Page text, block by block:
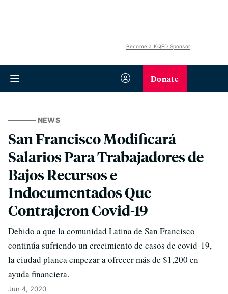
Become a KQED Sponsor
Donate
NEWS
San Francisco Modificará
Salarios Para Trabajadores de
Bajos Recursos e
Indocumentados Que
Contrajeron Covid-19
Debido a que la comunidad Latina de San Francisco
continúa sufriendo un crecimiento de casos de covid-19,
la ciudad planea empezar a ofrecer más de $1,200 en
ayuda financiera.
Jun 4, 2020